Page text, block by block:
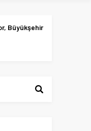
Büyükşehir